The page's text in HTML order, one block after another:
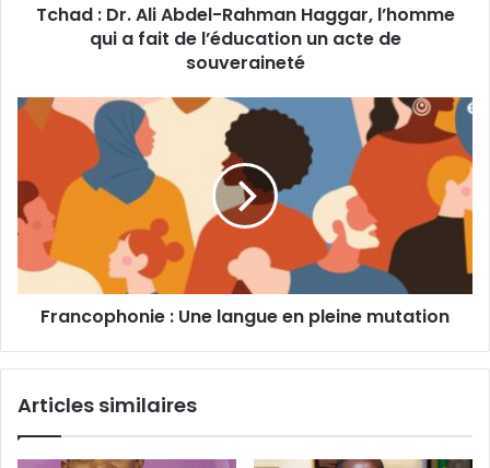
un
souveraineté
Tchad : Dr. Ali Abdel-Rahman Haggar, l’homme
qui a fait de l’éducation un acte de
souveraineté
Francophonie
en
pleine
mutation
Francophonie : Une langue en pleine mutation
Articles similaires